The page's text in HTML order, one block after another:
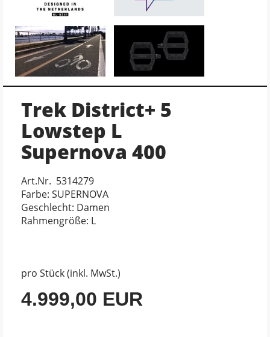
Trek District+ 5
Lowstep L
Supernova 400
Art.Nr. 5314279
Farbe: SUPERNOVA
Geschlecht: Damen
Rahmengröße: L
pro Stück (inkl. MwSt.)
4.999,00 EUR